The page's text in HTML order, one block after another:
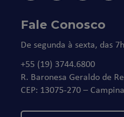
Fale Conosco
De segunda à sexta, das
+55 (19) 3744.6800
R. Baronesa Geraldo de
CEP: 13075-270 –